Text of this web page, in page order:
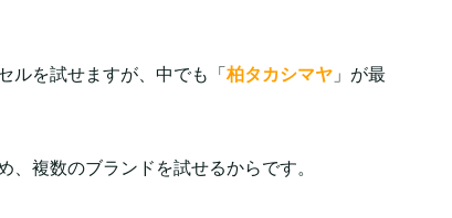
ルを試せますが、中でも「柏タカシマヤ 」が最
複数のブランドを試せるからです。